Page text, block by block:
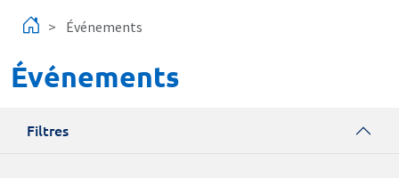
Événements
Événements
Filtres